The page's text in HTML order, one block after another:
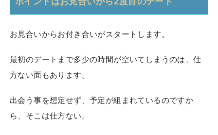
お見合いからお付き合いがスタートします。
最初のデートまで多少の時間が空いてしまうのは、仕
方ない面もあります。
出会う事を想定せず、予定が組まれているのですか
ら、そこは仕方ない。